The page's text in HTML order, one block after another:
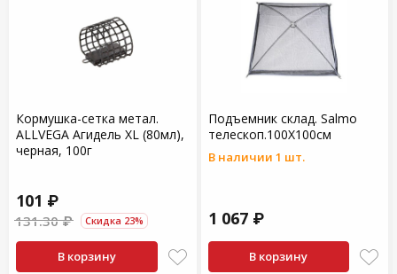
Кормушка-сетка метал.
ALLVEGA Агидель XL (80мл),
черная, 100г
101 ₽
131.30 ₽ Скидка 23%
В корзину
Подъемник cклад. Salmo
телескоп.100Х100см
В наличии 1 шт.
1 067 ₽
В корзину